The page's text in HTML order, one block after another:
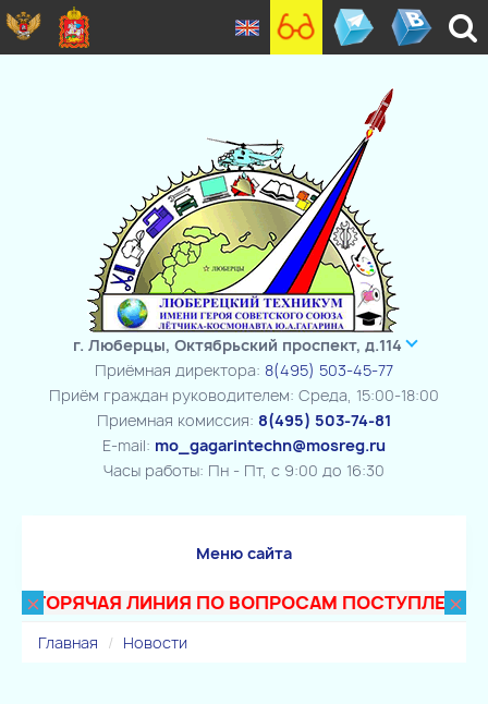
г. Люберцы, Октябрьский проспект, д.114
Приёмная директора: 8(495) 503-45-77
Приём граждан руководителем: Среда, 15:00-18:00
Приемная комиссия: 8(495) 503-74-81
E-mail: mo_gagarintechn@mosreg.ru
Часы работы: Пн - Пт, с 9:00 до 16:30
Меню сайта
×
ГОРЯЧАЯ ЛИНИЯ ПО ВОПРОСАМ ПОСТУПЛЕНИЯ В
×
Главная Новости